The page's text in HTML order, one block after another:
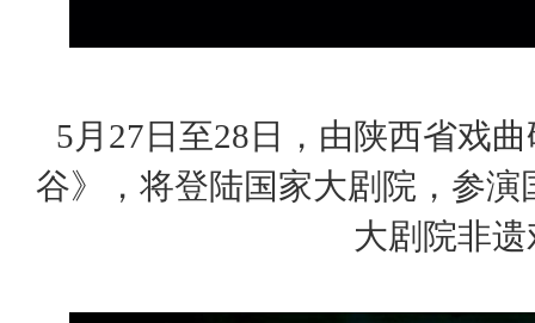
5月27日至28日，由陕西省戏
谷》，将登陆国家大剧院，参演
大剧院非